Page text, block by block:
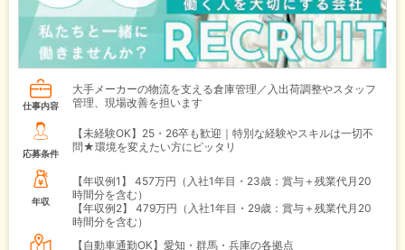
仕事内容
大手メーカーの物流を支える倉庫管理／入出荷調整やスタッフ
管理、現場改善を担います
応募条件
【未経験OK】25・26卒も歓迎｜特別な経験やスキルは一切不
問★環境を変えたい方にピッタリ
年収
【年収例1】
457万円（入社1年目・23歳：賞与＋残業代月20
時間分を含む）
【年収例2】
479万円（入社1年目・29歳：賞与＋残業代月20
時間分を含む）
【自動車通勤OK】愛知・群馬・兵庫の各拠点